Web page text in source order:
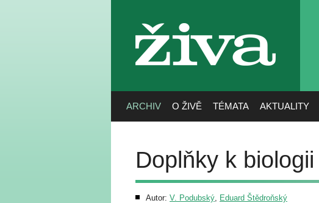
živa
ARCHIV O ŽIVĚ TÉMATA AKTUALITY
Doplňky k
Autor: V. Podubský, Eduard Štědroňský